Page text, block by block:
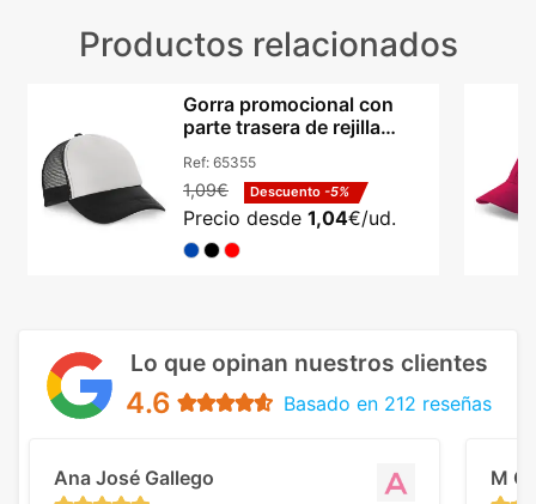
Productos relacionados
Gorra promocional con
parte trasera de rejilla
Ref: 65355
1,09€ Descuento -5%
Precio desde 1,04€/ud.
Lo que opinan nuestros clientes
4.6 Basado en 212 reseñas
Ana José Gallego M C